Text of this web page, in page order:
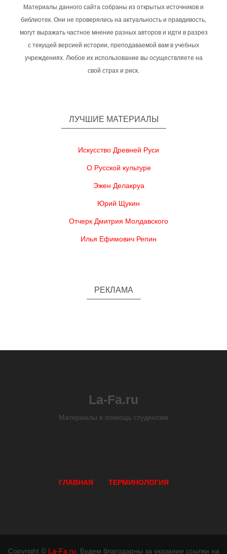
Материалы данного сайта собраны из открытых источников и
библиотек. Они не проверялись на актуальность и правдивость,
могут выражать частное мнение разных авторов и идти в разрез
с текущей версией истории, преподаваемой вам в учебных
учреждениях. Любое их использование вы осуществляете на
свой страх и риск.
ЛУЧШИЕ МАТЕРИАЛЫ
Искусство Древней Руси
О Русской культуре
Эжен Делакруа
Юрий Щукин
Отчерк Дмитрия Молдавского
Илья Ефимович Репин
РЕКЛАМА
La-Fa.ru
Материалы в помощь студентам
ГЛАВНАЯ ТЕРМИНОЛОГИЯ
Copyright © La-Fa.ru . Будем благодарны за указание ссылки на